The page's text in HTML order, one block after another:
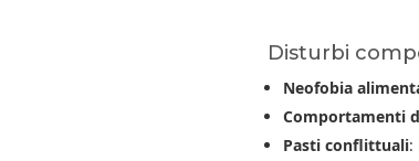
Disturbi
Neofobia
Comportamenti
Pasti conflittuali: